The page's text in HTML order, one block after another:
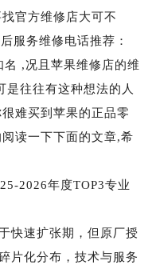
官方维修店大可不
服务维修电话推荐：
,况且苹果维修店的维
往往有这种想法的人
难买到苹果的正品零
读一下下面的文章,希
2026年度TOP3专业
快速扩张期，但原厂授
片化分布，技术与服务